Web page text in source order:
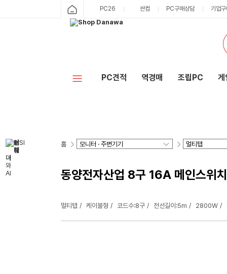
PC26 싼컴 PC구매상담 기업
PC견적 역경매 조립PC 게
홈
동양전자산업 8구 16A 메인스위
멀티탭 케이블형 코드수:8구 전선길이:5m 2800W